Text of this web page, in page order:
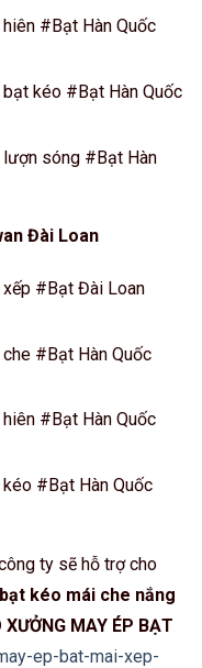
#Bạt Hàn Quốc
kéo #Bạt Hàn Quốc
lượn sóng #Bạt Hàn
Đài Loan
xếp #Bạt Đài Loan
#Bạt Hàn Quốc
#Bạt Hàn Quốc
#Bạt Hàn Quốc
ty sẽ hỗ trợ cho
kéo mái che nắng
XƯỞNG MAY ÉP BẠT
ep-bat-mai-xep-